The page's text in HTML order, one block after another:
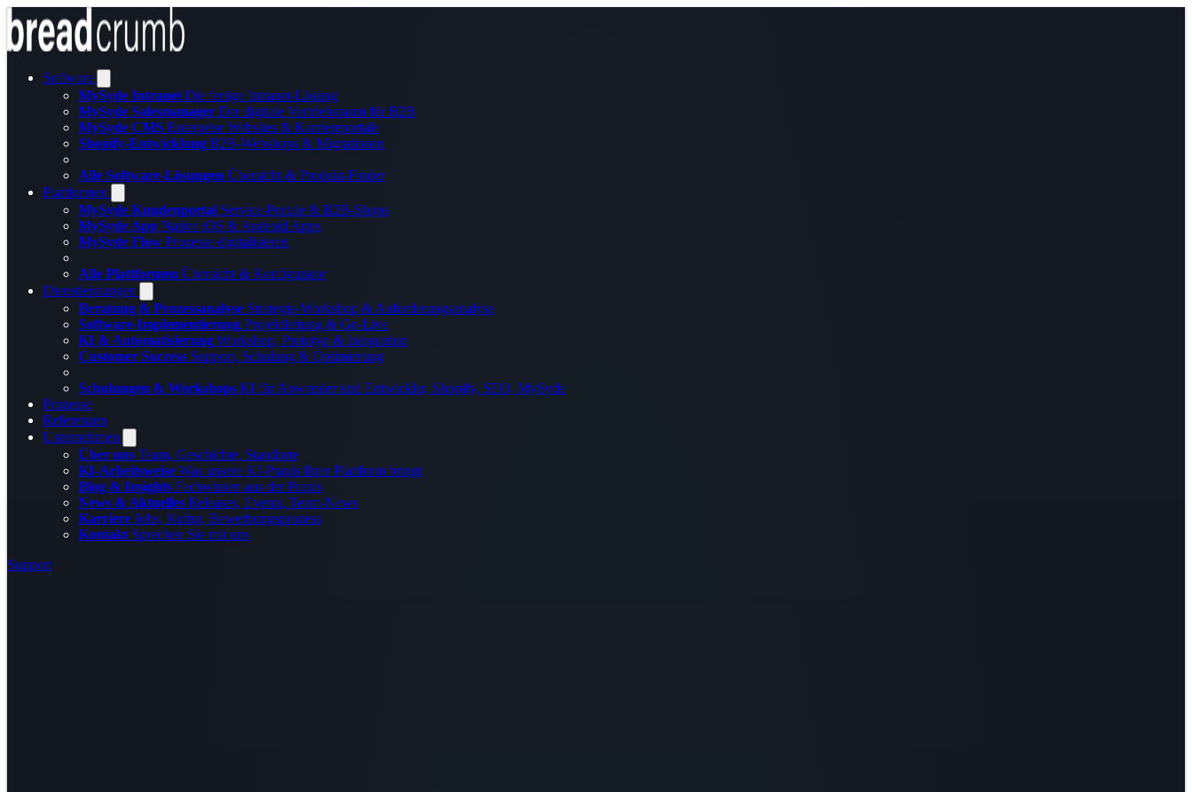
Software
MySyde Intranet Die fertige Intranet-Lösung
MySyde Salesmanager Der digitale Vertriebsraum für B2B
MySyde CMS Enterprise Websites & Karriereportale
Shopify-Entwicklung B2B-Webshops & Migrationen
Alle Software-Lösungen Übersicht & Produkt-Finder
Plattformen
MySyde Kundenportal Service-Portale & B2B-Shops
MySyde App Native iOS & Android Apps
MySyde Flow Prozesse digitalisieren
Alle Plattformen Übersicht & Konfigurator
Dienstleistungen
Beratung & Prozessanalyse Strategie-Workshop & Anforderungsanalyse
Software-Implementierung Projektleitung & Go-Live
KI & Automatisierung Workshop, Prototyp & Integration
Customer Success Support, Schulung & Optimierung
Schulungen & Workshops KI für Anwender und Entwickler, Shopify, SEO, MySyde
Prozesse
Referenzen
Unternehmen
Über uns Team, Geschichte, Standorte
KI-Arbeitsweise Was unsere KI-Praxis Ihrer Plattform bringt
Blog & Insights Fachwissen aus der Praxis
News & Aktuelles Releases, Events, Team-News
Karriere Jobs, Kultur, Bewerbungsprozess
Kontakt Sprechen Sie mit uns
Support